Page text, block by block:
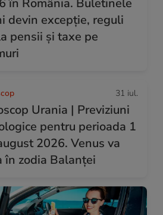
în România. Buletinele
devin excepție, reguli
pensii și taxe pe
31 iul.
Urania | Previziuni
pentru perioada 1
2026. Venus va
în zodia Balanței